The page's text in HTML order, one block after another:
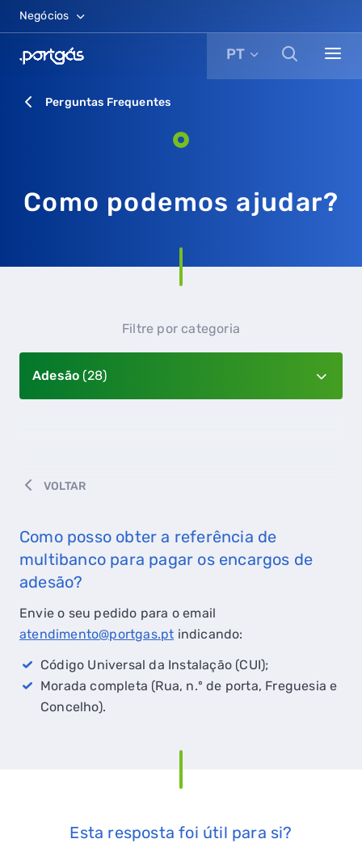
Negócios
PT
Perguntas Frequentes
Como podemos ajudar?
Adesão (28)
Filtre por categoria
VOLTAR
Como posso obter a referência de
multibanco para pagar os encargos de
adesão?
Envie o seu pedido para o email
atendimento@portgas.pt indicando:
Código Universal da Instalação (CUI);
Morada completa (Rua, n.º de porta, Freguesia e
Concelho).
Esta resposta foi útil para si?